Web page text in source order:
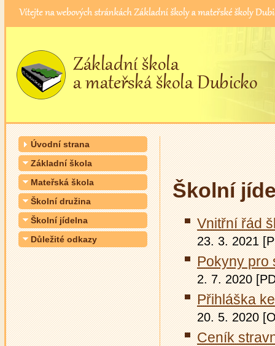
Úvodní strana
Základní škola
Mateřská škola
Školní družina
Školní jídelna
Důležité odkazy
Školní
Vnitřní řád
23. 3. 2021
Pokyny pro
2. 7. 2020
Přihláška
20. 5. 2020
Ceník